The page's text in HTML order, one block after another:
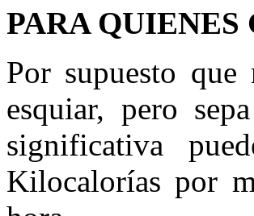
PARA QUIENES
Por supuesto
esquiar, pero
significativa
Kilocalorías por